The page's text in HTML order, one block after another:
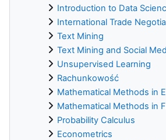
Introduction to Data
International Trade
Text Mining
Text Mining and Social
Unsupervised Learning
Rachunkowość
Mathematical Methods in
Mathematical Methods in
Probability Calculus
Econometrics